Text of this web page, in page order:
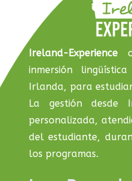
Ireland-Experience
inmersión
Irlanda, para
La gestión desde
personalizada,
del estudiante,
los programas.